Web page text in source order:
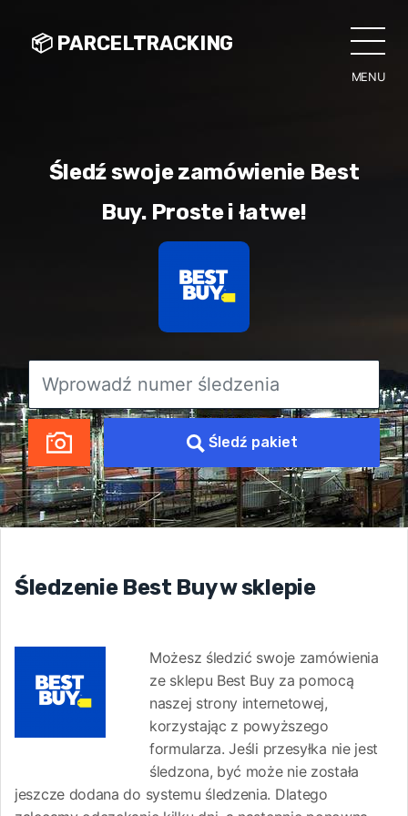
MENU
📦 PARCELTRACKING
Śledź swoje zamówienie Best
Buy. Proste i łatwe!
Śledź pakiet
Śledzenie Best Buy w sklepie
Możesz śledzić swoje zamówienia
ze sklepu Best Buy za pomocą
naszej strony internetowej,
korzystając z powyższego
formularza. Jeśli przesyłka nie jest
śledzona, być może nie została
jeszcze dodana do systemu śledzenia. Dlatego